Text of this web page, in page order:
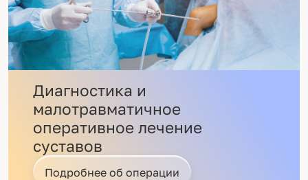
Диагностика и
малотравматичное
оперативное лечение
суставов
Подробнее об операции